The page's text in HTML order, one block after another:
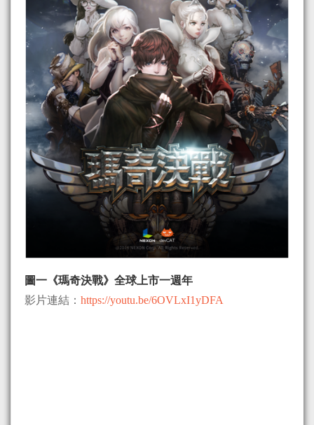
圖一《瑪奇決戰》全球上市一週年
影片連結： https://youtu.be/6OVLxI1yDFA